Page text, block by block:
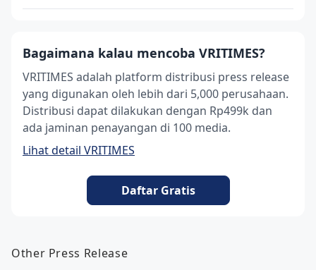
Bagaimana kalau mencoba VRITIMES?
VRITIMES adalah platform distribusi press release
yang digunakan oleh lebih dari 5,000 perusahaan.
Distribusi dapat dilakukan dengan Rp499k dan
ada jaminan penayangan di 100 media.
Lihat detail VRITIMES
Daftar Gratis
Other Press Release